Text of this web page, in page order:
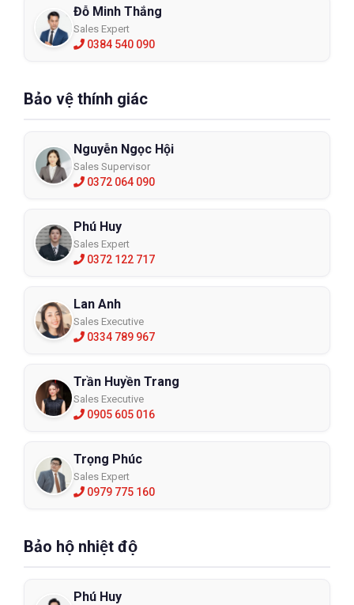
Đỗ Minh Thắng
Sales Expert
0384 540 090
Bảo vệ thính giác
Nguyễn Ngọc Hội
Sales Supervisor
0372 064 090
Phú Huy
Sales Expert
0372 122 717
Lan Anh
Sales Executive
0334 789 967
Trần Huyền Trang
Sales Executive
0905 605 016
Trọng Phúc
Sales Expert
0979 775 160
Bảo hộ nhiệt độ
Phú Huy